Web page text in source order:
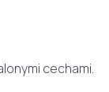
cechami.